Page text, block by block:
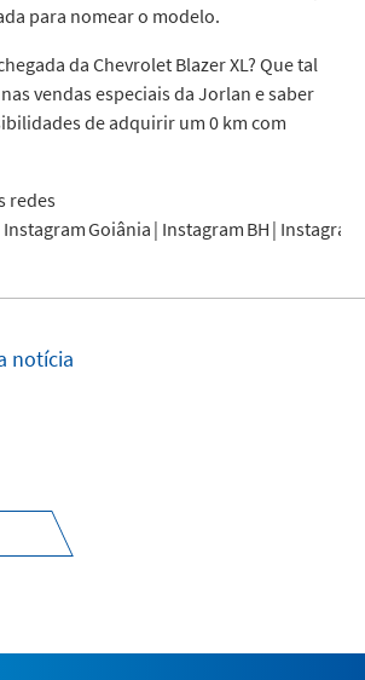
para nomear o modelo.
da Chevrolet Blazer XL? Que tal
vendas especiais da Jorlan e saber
de adquirir um 0 km com
redes
Goiânia | Instagram BH | Instagram
notícia